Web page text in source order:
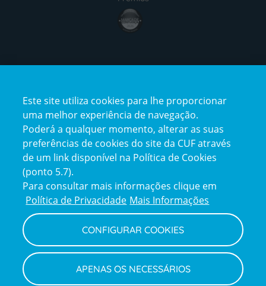
award4
certification2certification3
Reclamações
e
elogios
Política de Privacidade e Cookies
Declaração de Acessibilidade
Este site utiliza cookies para lhe proporcionar
uma melhor experiência de navegação.
Poderá a qualquer momento, alterar as suas
preferências de cookies do site da CUF através
de um link disponível na Política de Cookies
(ponto 5.7).
Para consultar mais informações clique em
Política de Privacidade Mais Informações
CONFIGURAR COOKIES
APENAS OS NECESSÁRIOS